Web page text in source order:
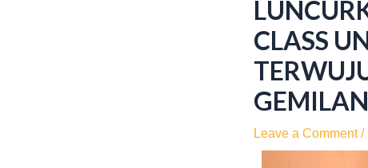
CLASS
Leave a Comment /